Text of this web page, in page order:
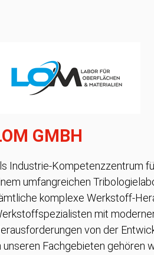
GMBH
Industrie-Kompetenzzentrum
umfangreichen
komplexe Werkstoff-
mit
von der
unseren Fachgebieten gehören